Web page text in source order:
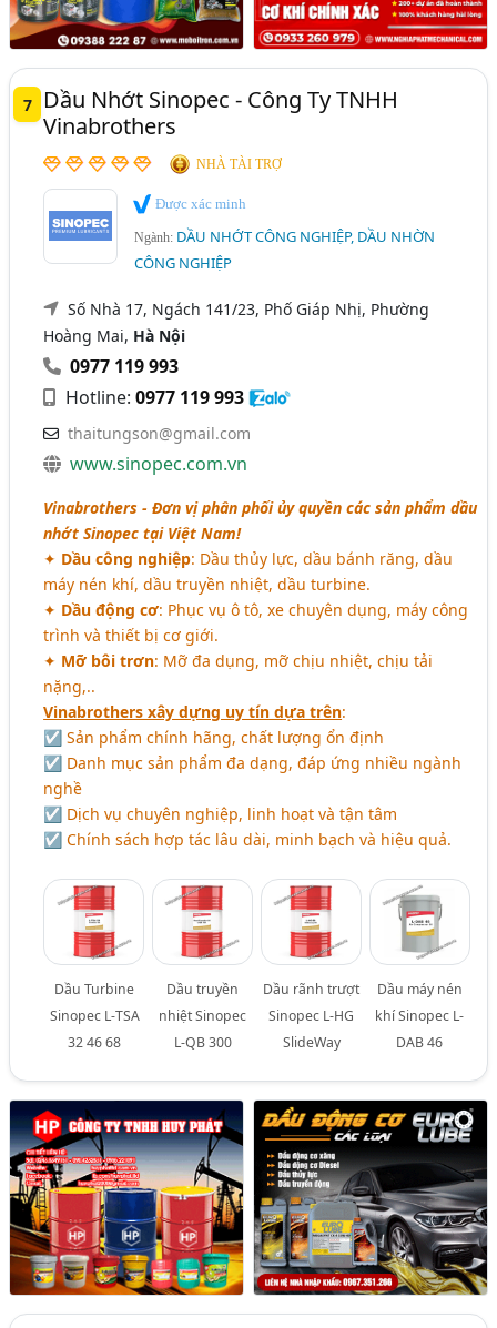
7
Dầu Nhớt Sinopec - Công Ty TNHH
Vinabrothers
NHÀ TÀI TRỢ
Được xác minh
Ngành: DẦU NHỚT CÔNG NGHIỆP, DẦU NHỜN
CÔNG NGHIỆP
Số Nhà 17, Ngách 141/23, Phố Giáp Nhị, Phường
Hoàng Mai, Hà Nội
0977 119 993
Hotline:0977 119 993
thaitungson@gmail.com
www.sinopec.com.vn
Vinabrothers - Đơn vị phân phối ủy quyền các sản phẩm dầu
nhớt Sinopec tại Việt Nam!
✦ Dầu công nghiệp: Dầu thủy lực, dầu bánh răng, dầu
máy nén khí, dầu truyền nhiệt, dầu turbine.
✦ Dầu động cơ: Phục vụ ô tô, xe chuyên dụng, máy công
trình và thiết bị cơ giới.
✦ Mỡ bôi trơn: Mỡ đa dụng, mỡ chịu nhiệt, chịu tải
nặng,..
Vinabrothers xây dựng uy tín dựa trên:
☑ Sản phẩm chính hãng, chất lượng ổn định
☑ Danh mục sản phẩm đa dạng, đáp ứng nhiều ngành
nghề
☑ Dịch vụ chuyên nghiệp, linh hoạt và tận tâm
☑ Chính sách hợp tác lâu dài, minh bạch và hiệu quả.
Dầu Turbine
Sinopec L-TSA
32 46 68
Dầu truyền
nhiệt Sinopec
L-QB 300
Dầu rãnh trượt
Sinopec L-HG
SlideWay
Dầu máy nén
khí Sinopec L-
DAB 46